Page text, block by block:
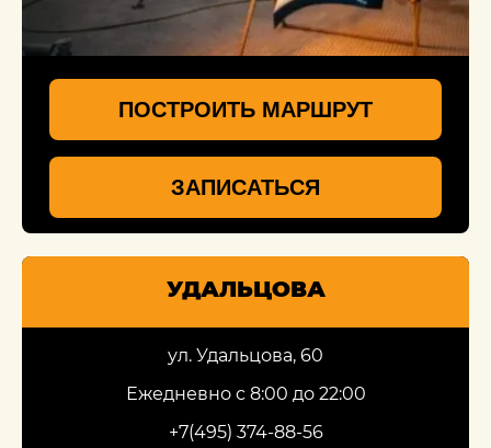
ПОСТРОИТЬ МАРШРУТ
ЗАПИСАТЬСЯ
УДАЛЬЦОВА
ул. Удальцова, 60
Ежедневно с 8:00 до 22:00
+7(495) 374-88-56